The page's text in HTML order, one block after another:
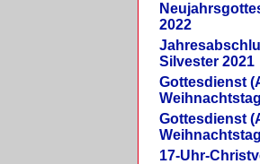
2022
Silvester 2021
Gottesdienst
Gottesdienst
17-Uhr-